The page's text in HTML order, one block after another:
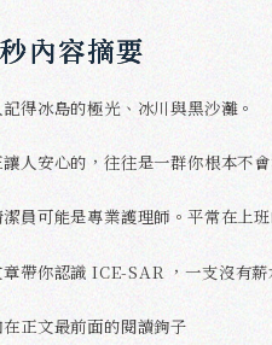
內容摘要
得冰島的極光、冰川與黑沙灘。
人安心的，往往是一群你根本不
員可能是專業護理師。平常在上
帶你認識 ICE-SAR ，一支沒有
在正文最前面的閱讀鉤子